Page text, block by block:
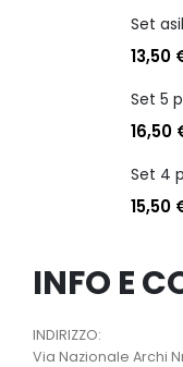
13,50
16,50
15,50
INFO E
INDIRIZZO:
Via Nazionale Archi